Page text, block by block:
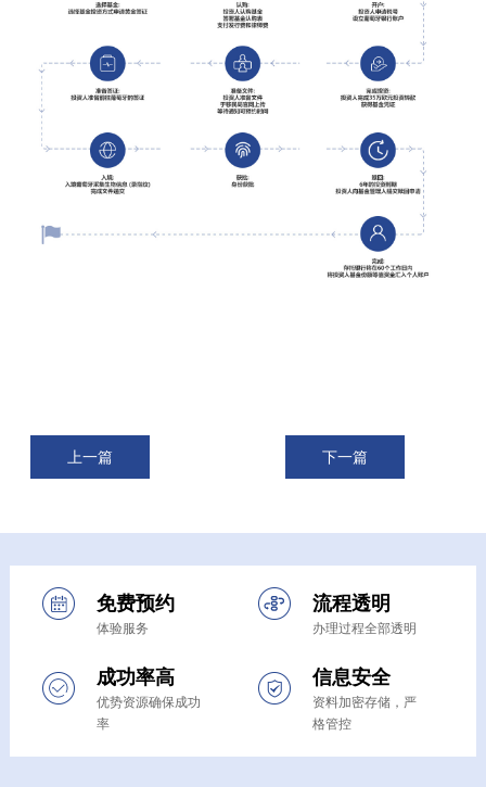
上一篇 下一篇
免费预约
体验服务
流程透明
办理过程全部透明
成功率高
优势资源确保成功
率
信息安全
资料加密存储，严
格管控